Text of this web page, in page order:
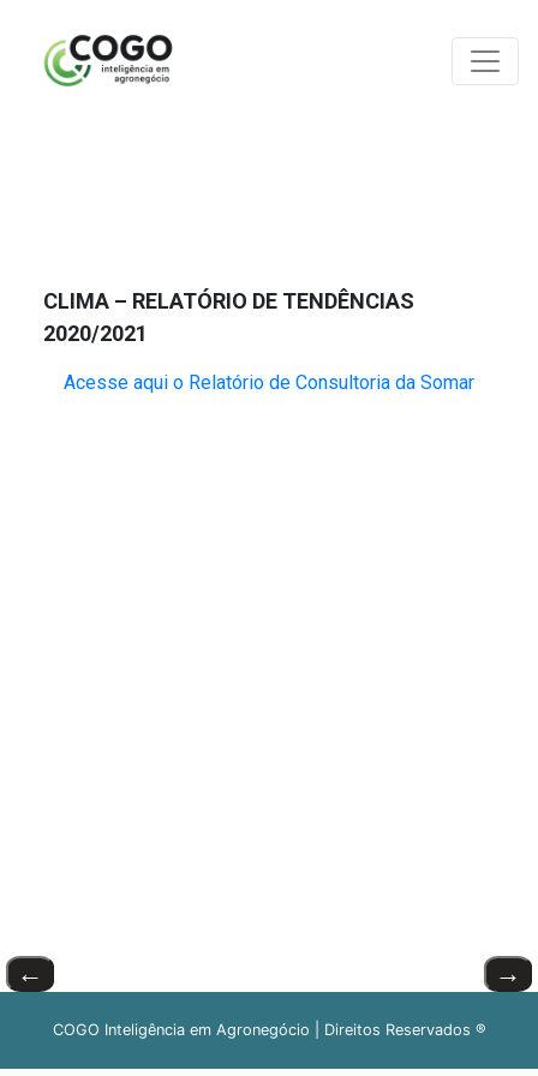
CLIMA – RELATÓRIO DE TENDÊNCIAS
2020/2021
Acesse aqui o Relatório de Consultoria da Somar
← →
COGO Inteligência em Agronegócio | Direitos Reservados ®